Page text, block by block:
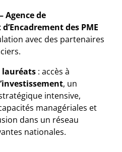
Agence de
des PME
avec des partenaires
lauréats : accès à
, un
intensive,
managériales et
dans un réseau
nationales.